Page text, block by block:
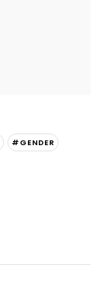
#GENDER